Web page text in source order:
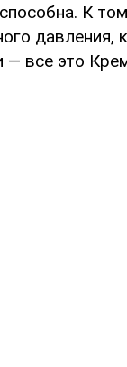
К
давления,
— все это